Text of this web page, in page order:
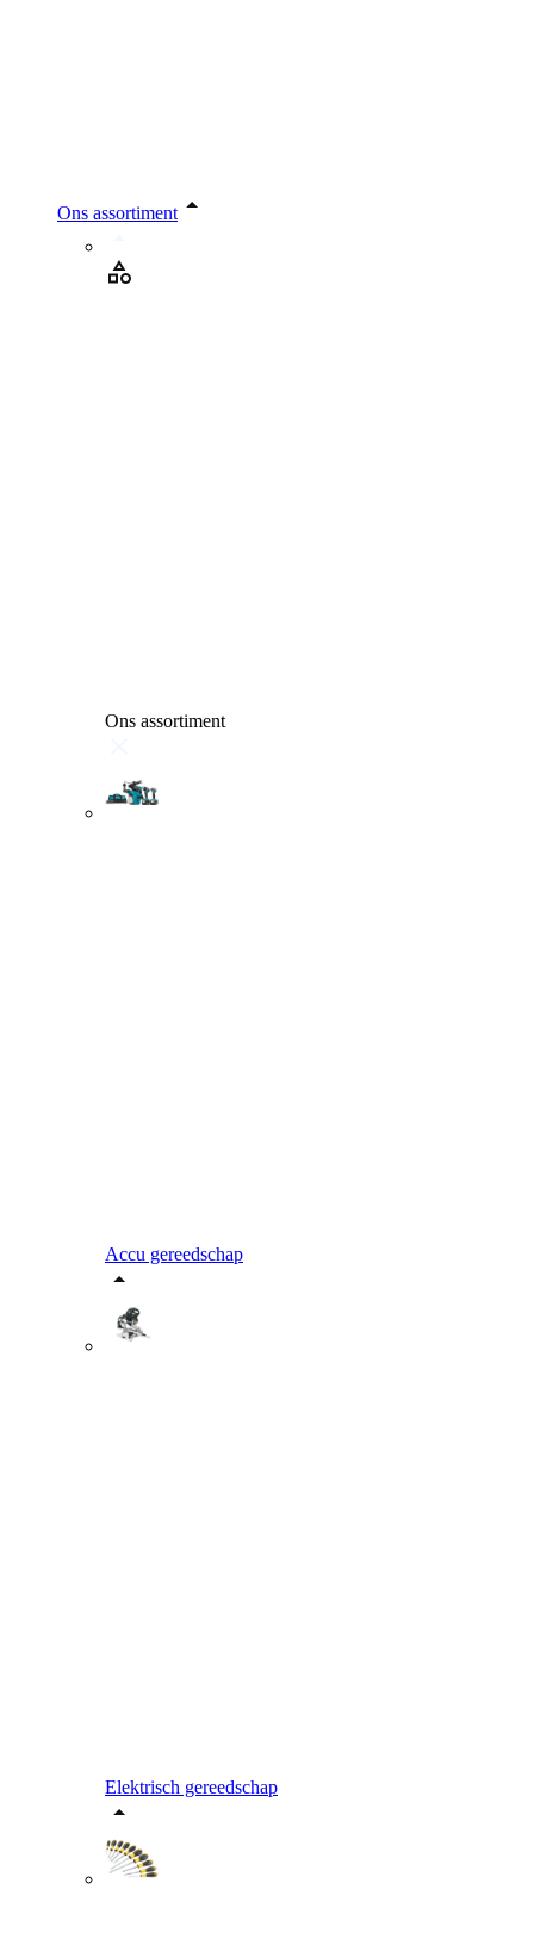
Ons assortiment
Ons assortiment
Accu gereedschap
Elektrisch gereedschap